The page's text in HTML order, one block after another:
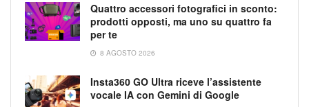
Quattro accessori fotografici in sconto:
prodotti opposti, ma uno su quattro fa
per te
8 AGOSTO 2026
Insta360 GO Ultra riceve l’assistente
vocale IA con Gemini di Google